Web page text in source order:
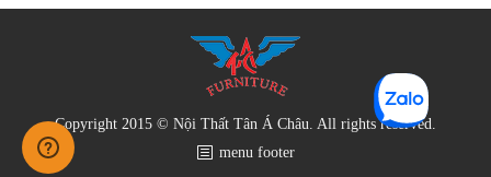
Copyright 2015 © Nội Thất Tân Á Châu. All rights reserved.
menu footer